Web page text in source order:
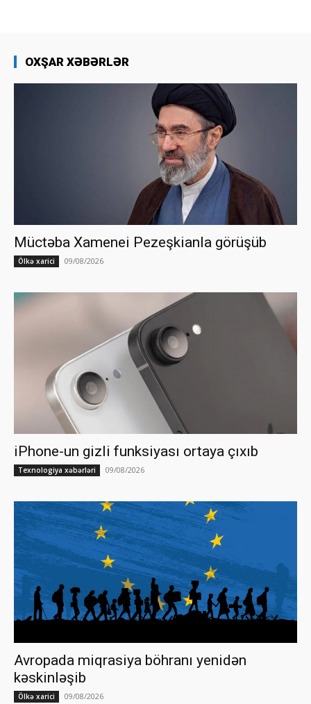
OXŞAR XƏBƏRLƏR
Müctəba Xamenei Pezeşkianla görüşüb
Ölkə xarici 09/08/2026
iPhone-un gizli funksiyası ortaya çıxıb
Texnologiya xəbərləri 09/08/2026
Avropada miqrasiya böhranı yenidən
kəskinləşib
Ölkə xarici 09/08/2026